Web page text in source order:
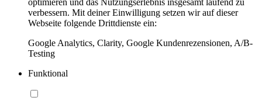
verbessern. Mit deiner Einwilligung setzen wir auf dieser
Webseite folgende Drittdienste ein:
Google Analytics, Clarity, Google Kundenrezensionen, A/B-
Testing
Funktional